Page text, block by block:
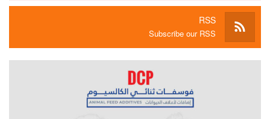
RSS
Subscribe our RSS